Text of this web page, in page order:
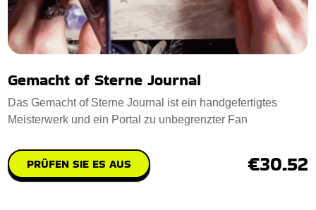
Gemacht of Sterne Journal
Das Gemacht of Sterne Journal ist ein handgefertigtes
Meisterwerk und ein Portal zu unbegrenzter Fan
PRÜFEN SIE ES AUS €30.52